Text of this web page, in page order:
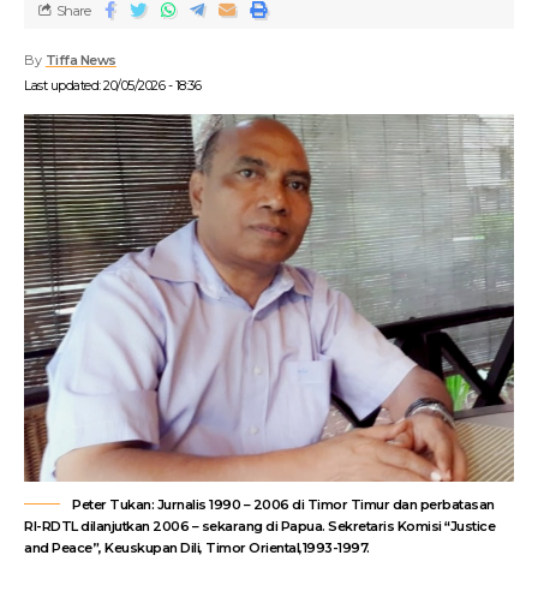
Last updated: 20/05/2026 - 18:36
By Tiffa News
Share
Peter Tukan: Jurnalis 1990 – 2006 di Timor Timur dan perbatasan
RI-RDTL dilanjutkan 2006 – sekarang di Papua. Sekretaris Komisi “Justice
and Peace”, Keuskupan Dili, Timor Oriental,1993-1997.